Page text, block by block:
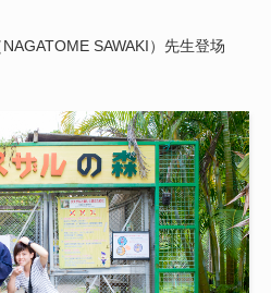
SAWAKI）先生登场